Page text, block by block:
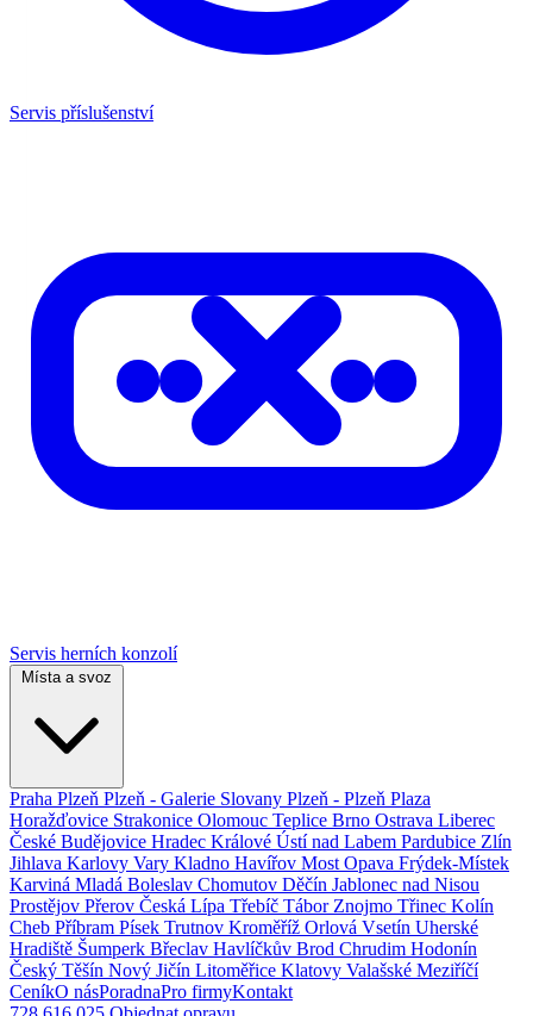
Servis příslušenství
Servis herních konzolí
Místa a svoz
Praha Plzeň Plzeň - Galerie Slovany Plzeň - Plzeň Plaza
Horažďovice Strakonice Olomouc Teplice Brno Ostrava Liberec
České Budějovice Hradec Králové Ústí nad Labem Pardubice Zlín
Jihlava Karlovy Vary Kladno Havířov Most Opava Frýdek-Místek
Karviná Mladá Boleslav Chomutov Děčín Jablonec nad Nisou
Prostějov Přerov Česká Lípa Třebíč Tábor Znojmo Třinec Kolín
Cheb Příbram Písek Trutnov Kroměříž Orlová Vsetín Uherské
Hradiště Šumperk Břeclav Havlíčkův Brod Chrudim Hodonín
Český Těšín Nový Jičín Litoměřice Klatovy Valašské Meziříčí
CeníkO násPoradnaPro firmyKontakt